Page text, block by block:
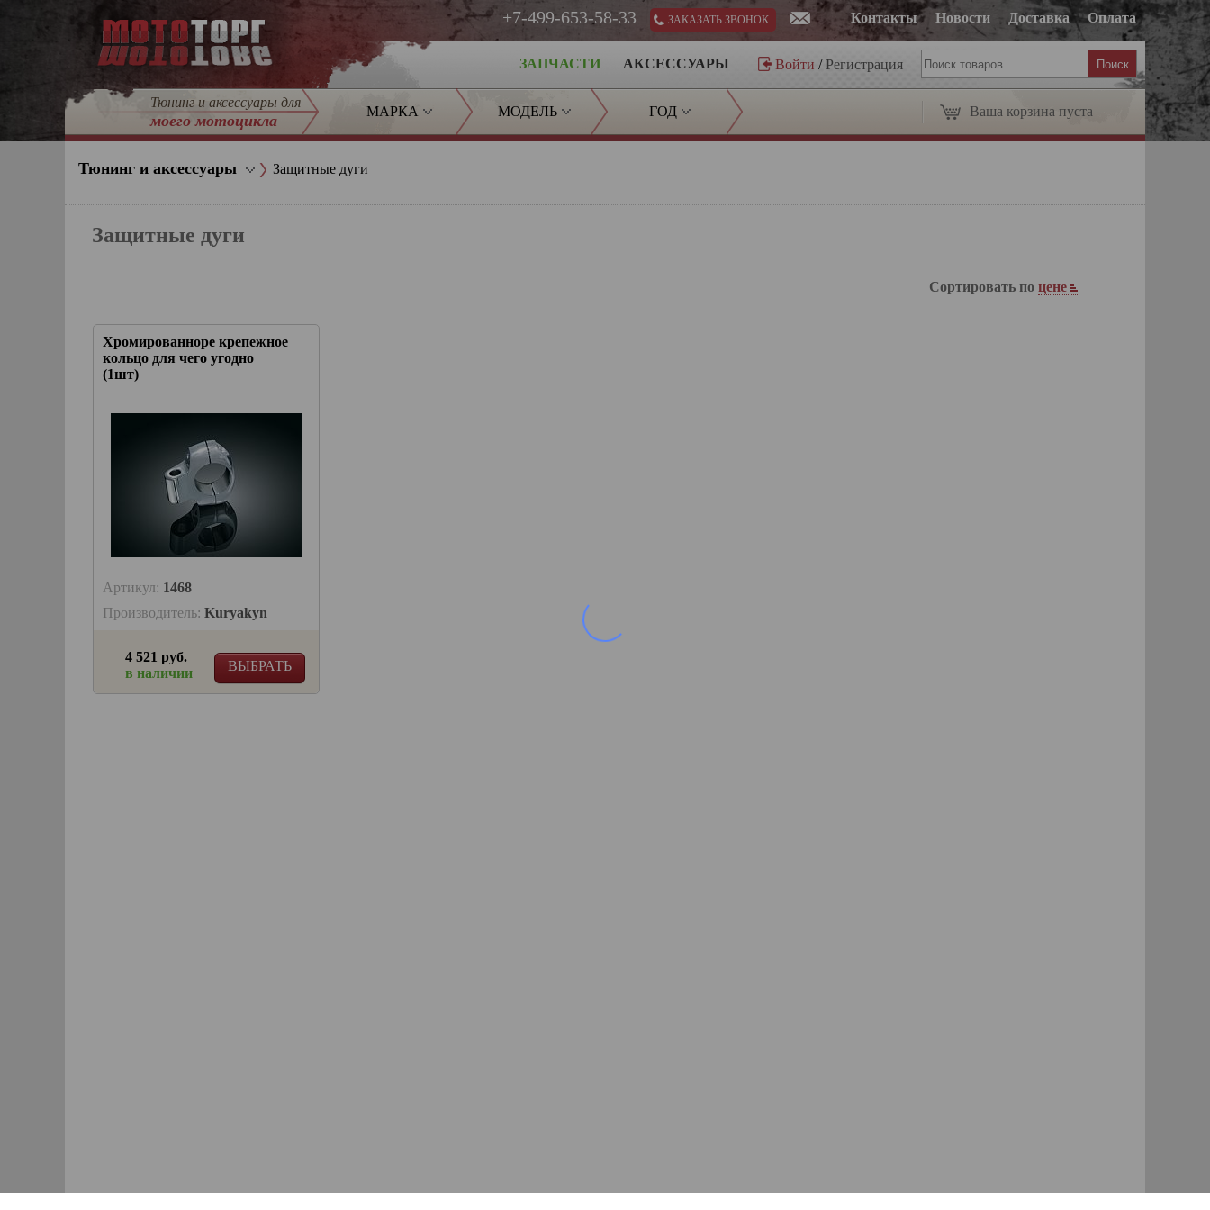
Оплата
Доставка
Новости
Контакты
ЗАКАЗАТЬ ЗВОНОК
+7-499-653-58-33
Войти /Регистрация
АКСЕССУАРЫ
ЗАПЧАСТИ
Тюнинг и аксессуары для
моего мотоцикла
МАРКА МОДЕЛЬ ГОД Ваша корзина пуста
Тюнинг и аксессуары Защитные дуги
Защитные дуги
Сортировать по цене
Хромированноре крепежное
кольцо для чего угодно
(1шт)
Артикул: 1468
Производитель: Kuryakyn
ВЫБРАТЬ
4 521 руб.
в наличии